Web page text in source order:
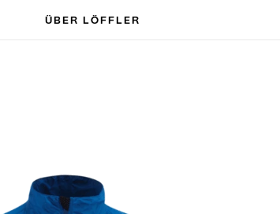
ÜBER LÖFFLER